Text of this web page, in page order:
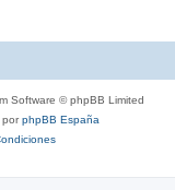
Software © phpBB Limited
porphpBB España